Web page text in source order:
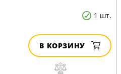
1 шт.
В КОРЗИНУ